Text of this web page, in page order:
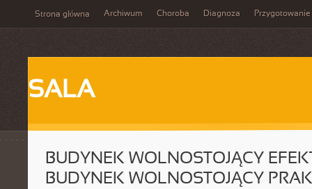
Strona główna Archiwum Choroba Diagnoza Przygotowanie
SALA
BUDYNEK WOLNOSTOJĄCY
BUDYNEK WOLNOSTOJĄCY